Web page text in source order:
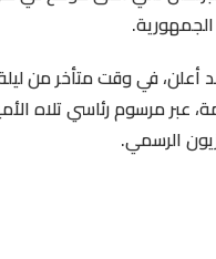
في وقت متأخر من
عبر مرسوم رئاسي تلاه
الرسمي.